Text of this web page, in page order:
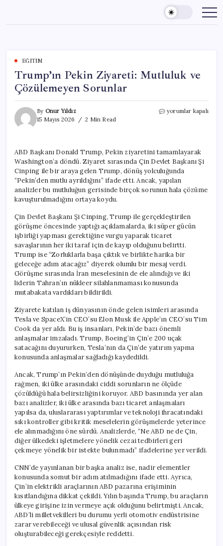
content
EĞITIM
Trump’ın Pekin Ziyareti: Mutluluk ve
Çözülemeyen Sorunlar
By Onur Yıldız
15 Mayıs 2026
2 Min Read
Trump’ın
Çözülemeyen
Sorunlar
için
yorumlar kapalı
ABD Başkanı Donald Trump, Pekin ziyaretini tamamlayarak
Washington’a döndü. Ziyaret sırasında Çin Devlet Başkanı Şi
Cinping ile bir araya gelen Trump, dönüş yolculuğunda
“Pekin’den mutlu ayrıldığını” ifade etti. Ancak, yapılan
analizler bu mutluluğun gerisinde birçok sorunun hala çözüme
kavuşturulmadığını ortaya koydu.
Çin Devlet Başkanı Şi Cinping, Trump ile gerçekleştirilen
görüşme öncesinde yaptığı açıklamalarda, iki süper gücün
işbirliği yapması gerektiğine vurgu yaparak ticaret
savaşlarının her iki taraf için de kayıp olduğunu belirtti.
Trump ise “Zorluklarla başa çıktık ve birlikte harika bir
geleceğe adım atacağız” diyerek olumlu bir mesaj verdi.
Görüşme sırasında İran meselesinin de ele alındığı ve iki
liderin Tahran’ın nükleer silahlanmaması konusunda
mutabakata vardıkları bildirildi.
Ziyarete katılan iş dünyasının önde gelen isimleri arasında
Tesla ve SpaceX’in CEO’su Elon Musk ile Apple’ın CEO’su Tim
Cook da yer aldı. Bu iş insanları, Pekin’de bazı önemli
anlaşmalar imzaladı. Trump, Boeing’in Çin’e 200 uçak
satacağını duyururken, Tesla’nın da Çin’de yatırım yapma
konusunda anlaşmalar sağladığı kaydedildi.
Ancak, Trump’ın Pekin’den dönüşünde duyduğu mutluluğa
rağmen, iki ülke arasındaki ciddi sorunların ne ölçüde
çözüldüğü hala belirsizliğini koruyor. ABD basınında yer alan
bazı analizler, iki ülke arasında bazı ticaret anlaşmaları
yapılsa da, uluslararası yaptırımlar ve teknoloji ihracatındaki
sıkı kontroller gibi kritik meselelerin görüşmelerde yeterince
ele alınmadığını öne sürdü. Analizlerde, “Ne ABD ne de Çin,
diğer ülkedeki işletmelere yönelik cezai tedbirleri geri
çekmeye yönelik bir istekte bulunmadı” ifadelerine yer verildi.
CNN’de yayınlanan bir başka analiz ise, nadir elementler
konusunda somut bir adım atılmadığını ifade etti. Ayrıca,
Çin’in elektrikli araçlarının ABD pazarına erişiminin
kısıtlandığına dikkat çekildi. Yılın başında Trump, bu araçların
ülkeye girişine izin vermeye açık olduğunu belirtmişti. Ancak,
ABD’li milletvekilleri bu durumu yerli otomotiv endüstrisine
zarar verebileceği ve ulusal güvenlik açısından risk
oluşturabileceği gerekçesiyle reddetti.